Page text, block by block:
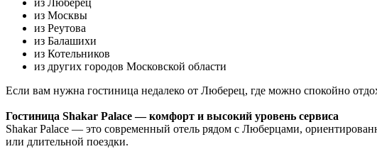
из Москвы
из Реутова
из Балашихи
из Котельников
из других городов Московской области
Если вам нужна гостиница недалеко от Люберец, где можно спокойно
Гостиница Shakar Palace — комфорт и высокий уровень сервиса
Shakar Palace — это современный отель рядом с Люберцами,
или длительной поездки.